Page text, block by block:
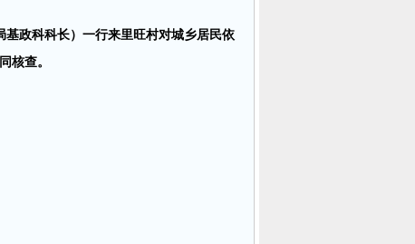
政科科长）一行来里旺村对城乡居民依
核查。